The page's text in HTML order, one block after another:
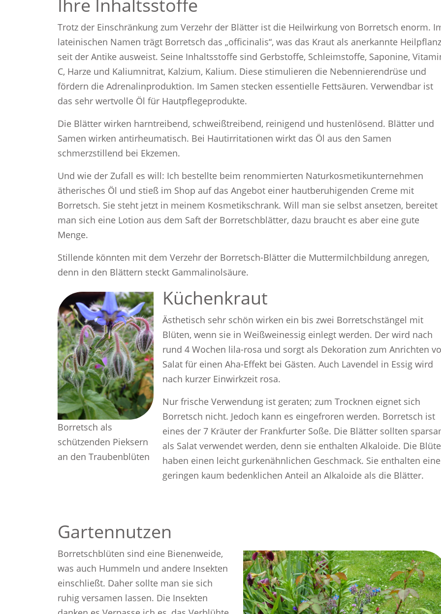
Ihre Inhaltsstoffe
Trotz der Einschränkung zum Verzehr der Blätter ist die Heilwirkung von Borretsch enorm.
lateinischen Namen trägt Borretsch das „officinalis“, was das Kraut als anerkannte
seit der Antike ausweist. Seine Inhaltsstoffe sind Gerbstoffe, Schleimstoffe, Saponine,
C, Harze und Kaliumnitrat, Kalzium, Kalium. Diese stimulieren die Nebennierendrüse und
fördern die Adrenalinproduktion. Im Samen stecken essentielle Fettsäuren. Verwendbar ist
das sehr wertvolle Öl für Hautpflegeprodukte.
Die Blätter wirken harntreibend, schweißtreibend, reinigend und hustenlösend. Blätter und
Samen wirken antirheumatisch. Bei Hautirritationen wirkt das Öl aus den Samen
schmerzstillend bei Ekzemen.
Und wie der Zufall es will: Ich bestellte beim renommierten Naturkosmetikunternehmen
ätherisches Öl und stieß im Shop auf das Angebot einer hautberuhigenden Creme mit
Borretsch. Sie steht jetzt in meinem Kosmetikschrank. Will man sie selbst ansetzen, bereitet
man sich eine Lotion aus dem Saft der Borretschblätter, dazu braucht es aber eine gute
Menge.
Stillende könnten mit dem Verzehr der Borretsch-Blätter die Muttermilchbildung anregen,
denn in den Blättern steckt Gammalinolsäure.
Borretsch als
schützenden Pieksern
an den Traubenblüten
Küchenkraut
Ästhetisch sehr schön wirken ein bis zwei Borretschstängel mit
Blüten, wenn sie in Weißweinessig einlegt werden. Der wird nach
rund 4 Wochen lila-rosa und sorgt als Dekoration zum Anrichten
Salat für einen Aha-Effekt bei Gästen. Auch Lavendel in Essig wird
nach kurzer Einwirkzeit rosa.
Nur frische Verwendung ist geraten; zum Trocknen eignet sich
Borretsch nicht. Jedoch kann es eingefroren werden. Borretsch ist
eines der 7 Kräuter der Frankfurter Soße. Die Blätter sollten
als Salat verwendet werden, denn sie enthalten Alkaloide. Die
haben einen leicht gurkenähnlichen Geschmack. Sie enthalten
geringen kaum bedenklichen Anteil an Alkaloide als die Blätter.
Gartennutzen
Borretschblüten sind eine Bienenweide,
was auch Hummeln und andere Insekten
einschließt. Daher sollte man sie sich
ruhig versamen lassen. Die Insekten